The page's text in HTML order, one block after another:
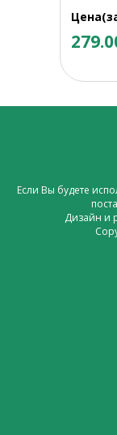
Если Вы будете
Дизайн и